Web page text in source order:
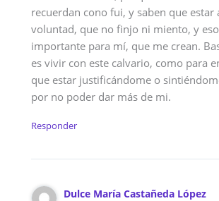
recuerdan cono fui, y saben que estar
voluntad, que no finjo ni miento, y
importante para mí, que me crean.
es vivir con este calvario, como para
que estar justificándome o
por no poder dar más de mi.
Responder
Dulce María Castañeda López